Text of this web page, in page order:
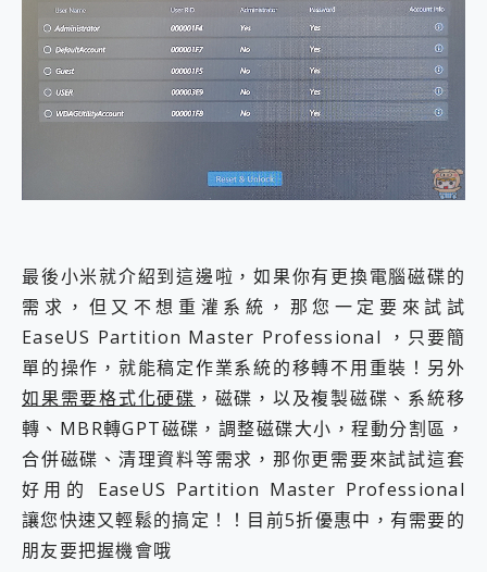
最後小米就介紹到這邊啦，如果你有更換電腦磁碟的
需求，但又不想重灌系統，那您一定要來試試
EaseUS Partition Master Professional ，只要簡
單的操作，就能稿定作業系統的移轉不用重裝！另外
如果需要格式化硬碟 ，磁碟，以及複製磁碟、系統移
轉、MBR轉GPT磁碟，調整磁碟大小，程動分割區，
合併磁碟、清理資料等需求，那你更需要來試試這套
好用的 EaseUS Partition Master Professional
讓您快速又輕鬆的搞定！！目前5折優惠中，有需要的
朋友要把握機會哦